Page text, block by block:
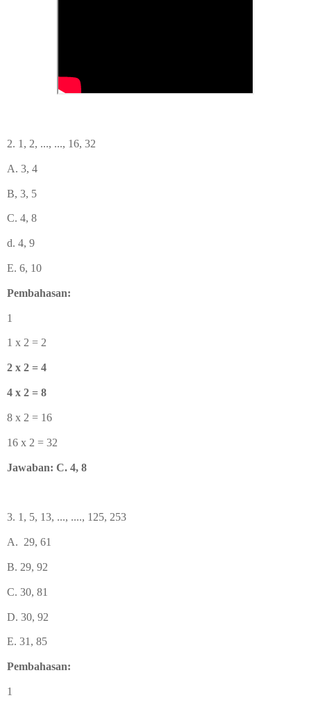
2. 1, 2, ..., ..., 16, 32
A. 3, 4
B, 3, 5
C. 4, 8
d. 4, 9
E. 6, 10
Pembahasan:
1
1 x 2 = 2
2 x 2 = 4
4 x 2 = 8
8 x 2 = 16
16 x 2 = 32
Jawaban: C. 4, 8
3. 1, 5, 13, ..., ...., 125, 253
A. 29, 61
B. 29, 92
C. 30, 81
D. 30, 92
E. 31, 85
Pembahasan:
1